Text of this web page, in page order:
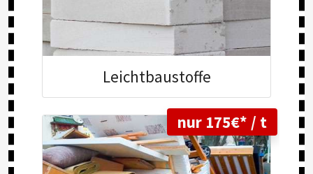
Leichtbaustoffe
nur 175€* / t